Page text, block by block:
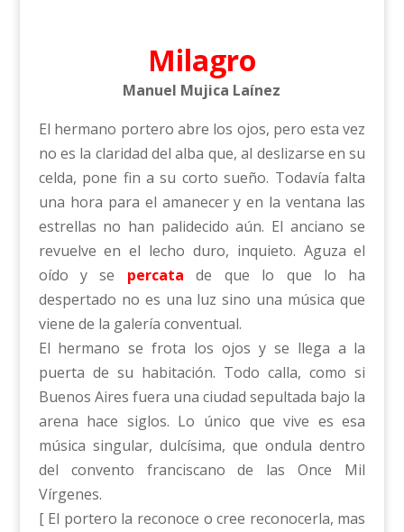
Milagro
Manuel Mujica Laínez
El hermano portero abre los ojos, pero esta vez
no es la claridad del alba que, al deslizarse en su
celda, pone fin a su corto sueño. Todavía falta
una hora para el amanecer y en la ventana las
estrellas no han palidecido aún. El anciano se
revuelve en el lecho duro, inquieto. Aguza el
oído y se percata de que lo que lo ha
despertado no es una luz sino una música que
viene de la galería conventual.
El hermano se frota los ojos y se llega a la
puerta de su habitación. Todo calla, como si
Buenos Aires fuera una ciudad sepultada bajo la
arena hace siglos. Lo único que vive es esa
música singular, dulcísima, que ondula dentro
del convento franciscano de las Once Mil
Vírgenes.
[ El portero la reconoce o cree reconocerla, mas